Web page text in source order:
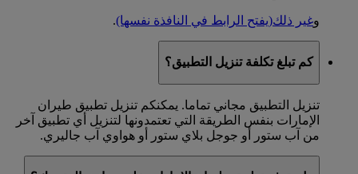
وغير ذلك(يفتح الرابط في النافذة نفسها).
كم تبلغ تكلفة تنزيل التطبيق؟
تنزيل التطبيق مجاني تماما. يمكنكم تنزيل تطبيق طيران
الإمارات بنفس الطريقة التي تعتمدونها لتنزيل أي تطبيق آخر
من آب ستور أو جوجل بلاي ستور أو هواوي آب جاليري.